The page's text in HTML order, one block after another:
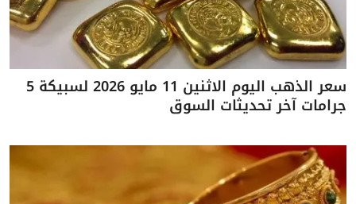
سعر الذهب اليوم الاثنين 11 مايو 2026 لسبيكة 5
جرامات آخر تحديثات السوق